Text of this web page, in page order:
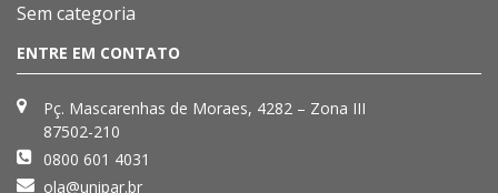
Sem categoria
ENTRE EM CONTATO
Pç. Mascarenhas de Moraes, 4282 – Zona III
87502-210
0800 601 4031
ola@unipar.br